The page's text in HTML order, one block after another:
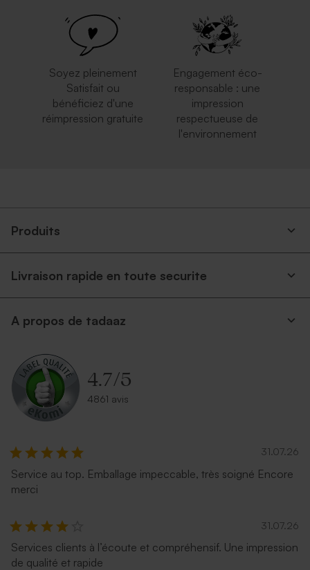
Soyez pleinement
Satisfait ou
bénéficiez d'une
réimpression gratuite
Engagement éco-
responsable : une
impression
respectueuse de
l'environnement
Produits
Livraison rapide en toute securite
A propos de tadaaz
4.7/5
4861 avis
31.07.26
Service au top. Emballage impeccable, très soigné Encore
merci
31.07.26
Services clients à l’écoute et compréhensif. Une impression
de qualité et rapide